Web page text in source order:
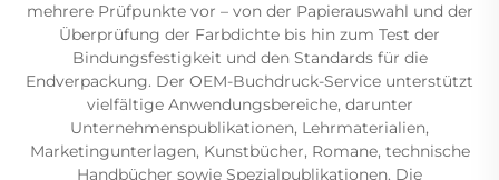
mehrere Prüfpunkte vor – von der Papierauswahl und der
Überprüfung der Farbdichte bis hin zum Test der
Bindungsfestigkeit und den Standards für die
Endverpackung. Der OEM-Buchdruck-Service unterstützt
vielfältige Anwendungsbereiche, darunter
Unternehmenspublikationen, Lehrmaterialien,
Marketingunterlagen, Kunstbücher, Romane, technische
Handbücher sowie Spezialpublikationen. Die